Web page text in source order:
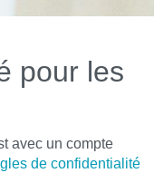
pour les
avec un compte
de confidentialité